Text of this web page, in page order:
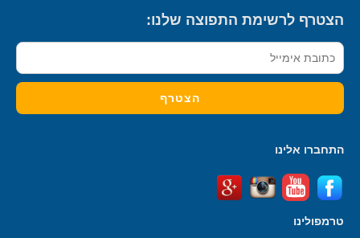
הצטרף לרשימת התפוצה שלנו:
התחברו אלינו
טרמפולינו